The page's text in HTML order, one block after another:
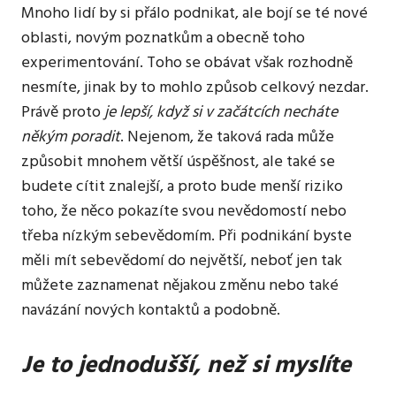
Mnoho lidí by si přálo podnikat, ale bojí se té nové
oblasti, novým poznatkům a obecně toho
experimentování. Toho se obávat však rozhodně
nesmíte, jinak by to mohlo způsob celkový nezdar.
Právě protoje lepší, když si v začátcích necháte
někým poradit. Nejenom, že taková rada může
způsobit mnohem větší úspěšnost, ale také se
budete cítit znalejší, a proto bude menší riziko
toho, že něco pokazíte svou nevědomostí nebo
třeba nízkým sebevědomím. Při podnikání byste
měli mít sebevědomí do největší, neboť jen tak
můžete zaznamenat nějakou změnu nebo také
navázání nových kontaktů a podobně.
Je to jednodušší, než si myslíte